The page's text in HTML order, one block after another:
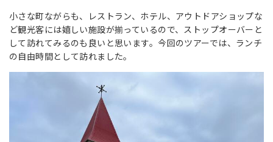
小さな町ながらも、レストラン、ホテル、アウトドアショップな
ど観光客には嬉しい施設が揃っているので、ストップオーバーと
して訪れてみるのも良いと思います。今回のツアーでは、ランチ
の自由時間として訪れました。